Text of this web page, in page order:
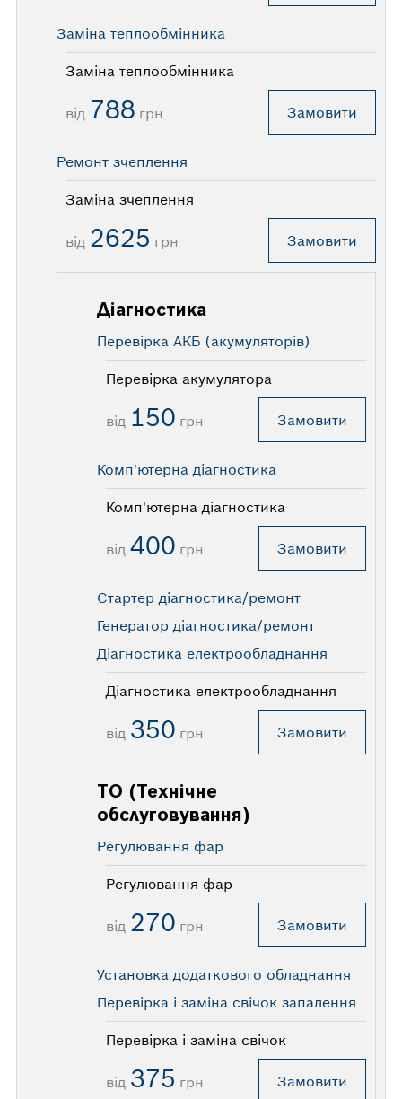
Заміна теплообмінника
Заміна теплообмінника
від 788 грн Замовити
Ремонт зчеплення
Заміна зчеплення
від 2625 грн Замовити
Діагностика
Перевірка АКБ (акумуляторів)
Перевірка акумулятора
від 150 грн Замовити
Комп'ютерна діагностика
Комп'ютерна діагностика
від 400 грн Замовити
Стартер діагностика/ремонт
Генератор діагностика/ремонт
Діагностика електрообладнання
Діагностика електрообладнання
від 350 грн Замовити
ТО (Технічне
обслуговування)
Регулювання фар
Регулювання фар
від 270 грн Замовити
Установка додаткового обладнання
Перевірка і заміна свічок запалення
Перевірка і заміна свічок
від 375 грн Замовити